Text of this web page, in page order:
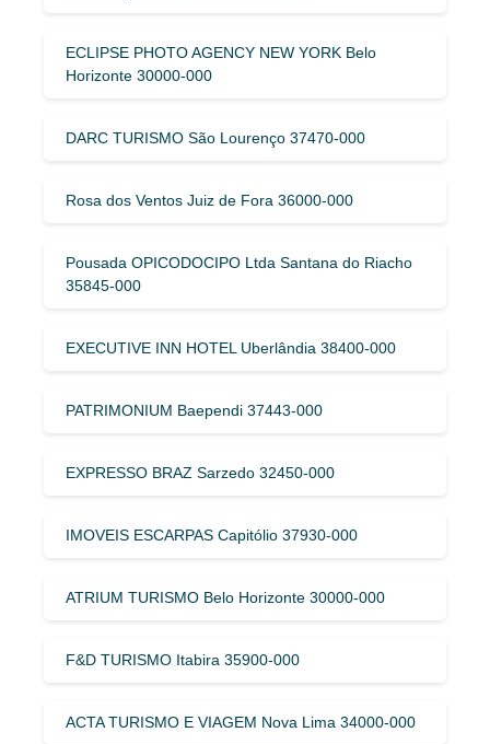
ECLIPSE PHOTO AGENCY NEW YORK Belo
Horizonte 30000-000
DARC TURISMO São Lourenço 37470-000
Rosa dos Ventos Juiz de Fora 36000-000
Pousada OPICODOCIPO Ltda Santana do Riacho
35845-000
EXECUTIVE INN HOTEL Uberlândia 38400-000
PATRIMONIUM Baependi 37443-000
EXPRESSO BRAZ Sarzedo 32450-000
IMOVEIS ESCARPAS Capitólio 37930-000
ATRIUM TURISMO Belo Horizonte 30000-000
F&D TURISMO Itabira 35900-000
ACTA TURISMO E VIAGEM Nova Lima 34000-000